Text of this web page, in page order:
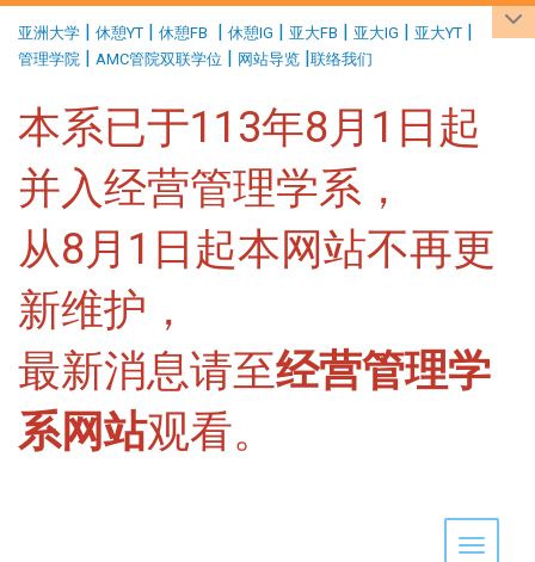
亚洲大学 | 休憩YT | 休憩FB | 休憩IG | 亚大FB | 亚大IG | 亚大YT |
管理学院 | AMC管院双联学位 | 网站导览 |联络我们
本系已于113年8月1日起
并入经营管理学系，
从8月1日起本网站不再更
新维护，
最新消息请至经营管理学
系网站观看。
Toggle